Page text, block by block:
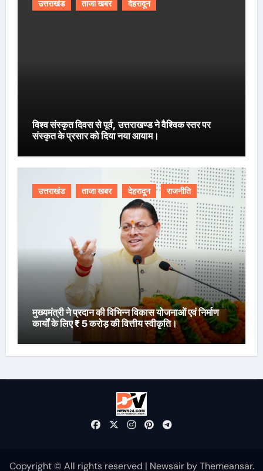
उत्तराखंड ताजा खबर देहरादून
विश्व संस्कृत दिवस से पूर्व, उत्तराखण्ड ने वैश्विक स्तर पर
संस्कृत के प्रसार को दिया नया आयाम।
उत्तराखंड ताजा खबर देहरादून राजनीति
मुख्यमंत्री ने प्रदान की विभिन्न विकास योजनाओं एवं निर्माण
कार्यों के लिए ₹ 5 करोड़ की वित्तीय स्वीकृति।
Copyright © All rights reserved | NewsairbyThemeansar.